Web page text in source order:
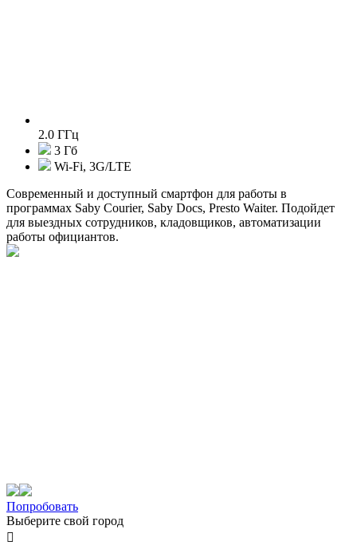
2.0 ГГц
3 Гб
Wi-Fi, 3G/LTE
Современный и доступный смартфон для работы в
программах Saby Courier, Saby Docs, Presto Waiter. Подойдет
для выездных сотрудников, кладовщиков, автоматизации
работы официантов.
Попробовать
Выберите свой город
